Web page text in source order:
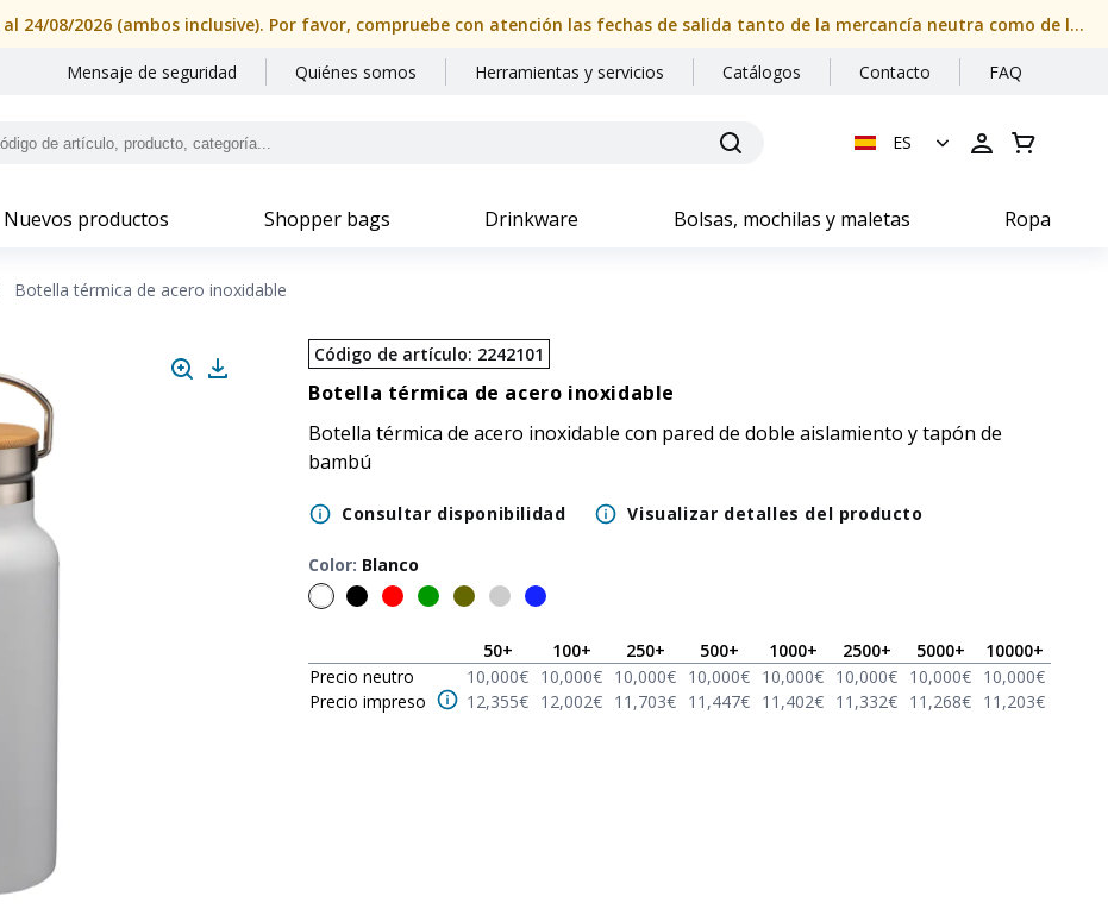
Nuestras oficinas permanecerán cerradas del 08/08/2026 al 24/08/2026 (ambos inclusive). Por favor, compruebe con atención las fechas de salida tanto de la mercancía neutra como de la personalizada
Mensaje de seguridad Quiénes somos Herramientas y servicios Catálogos Contacto FAQ
ES
Nuevos productos Shopper bags Drinkware Bolsas, mochilas y maletas Ropa
Botella térmica de acero inoxidable
Código de artículo: 2242101
Botella térmica de acero inoxidable
Botella térmica de acero inoxidable con pared de doble aislamiento y tapón de
bambú
Consultar disponibilidad Visualizar detalles del producto
Color: Blanco
50+ 100+ 250+ 500+ 1000+ 2500+ 5000+ 10000+
Precio neutro
10,000€ 10,000€ 10,000€ 10,000€ 10,000€ 10,000€ 10,000€ 10,000€
Precio impreso
12,355€ 12,002€ 11,703€ 11,447€ 11,402€ 11,332€ 11,268€ 11,203€